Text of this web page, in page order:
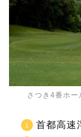
さつき4番ホー
首都高速